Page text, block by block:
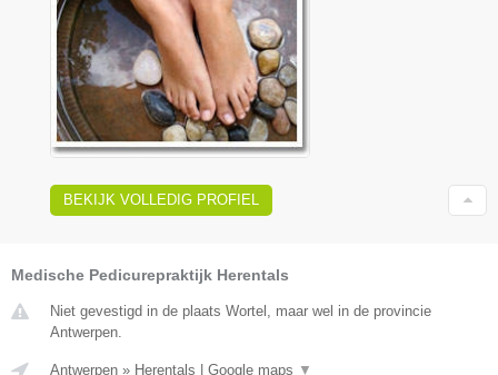
BEKIJK VOLLEDIG PROFIEL
Medische Pedicurepraktijk Herentals
Niet gevestigd in de plaats Wortel, maar wel in de provincie
Antwerpen.
Antwerpen » Herentals Google maps ▼